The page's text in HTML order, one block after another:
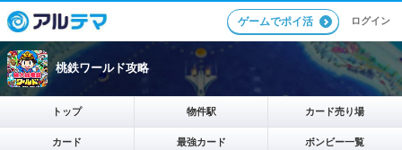
ゲームでポイ活 ログイン
桃鉄ワールド攻略
トップ 物件駅 カード売り場
カード 最強カード ボンビー一覧